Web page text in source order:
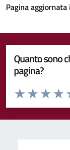
Pagina
Quanto sono
pagina?
Valuta da 1 a 5
Valuta 3
Valuta 2
Valuta 1 stelle